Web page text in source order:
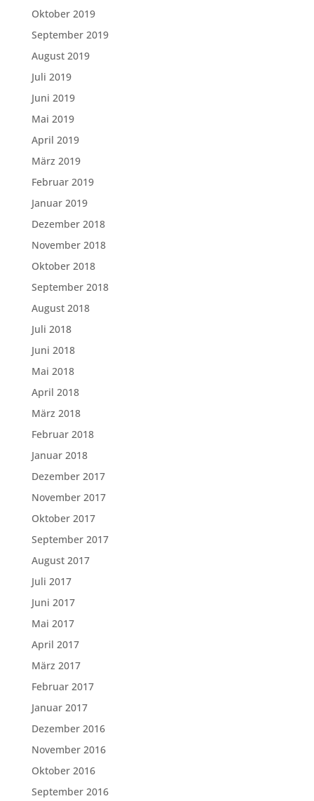
Oktober 2019
September 2019
August 2019
Juli 2019
Juni 2019
Mai 2019
April 2019
März 2019
Februar 2019
Januar 2019
Dezember 2018
November 2018
Oktober 2018
September 2018
August 2018
Juli 2018
Juni 2018
Mai 2018
April 2018
März 2018
Februar 2018
Januar 2018
Dezember 2017
November 2017
Oktober 2017
September 2017
August 2017
Juli 2017
Juni 2017
Mai 2017
April 2017
März 2017
Februar 2017
Januar 2017
Dezember 2016
November 2016
Oktober 2016
September 2016